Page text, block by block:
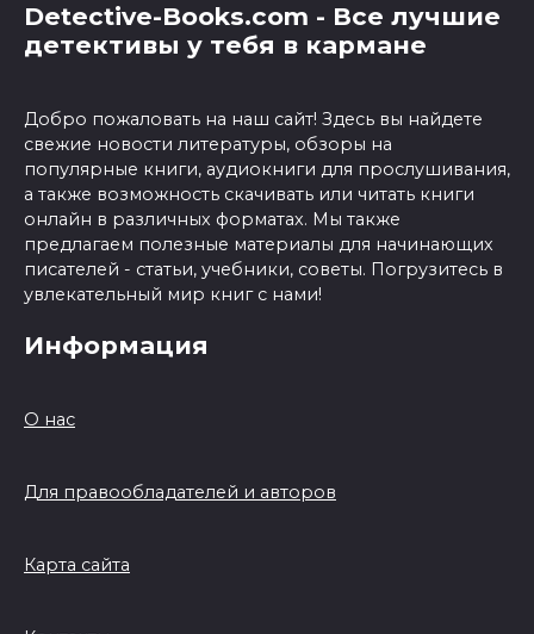
Detective-Books.com - Все лучшие
детективы у тебя в кармане
Добро пожаловать на наш сайт! Здесь вы найдете
свежие новости литературы, обзоры на
популярные книги, аудиокниги для прослушивания,
а также возможность скачивать или читать книги
онлайн в различных форматах. Мы также
предлагаем полезные материалы для начинающих
писателей - статьи, учебники, советы. Погрузитесь в
увлекательный мир книг с нами!
Информация
О нас
Для правообладателей и авторов
Карта сайта